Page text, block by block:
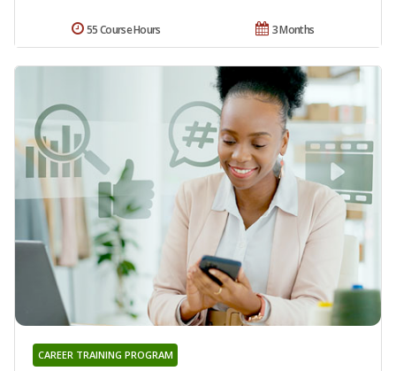
3 Months
55 Course Hours
CAREER TRAINING PROGRAM